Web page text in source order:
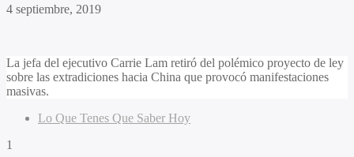
4 septiembre, 2019
La jefa del ejecutivo Carrie Lam retiró del polémico proyecto de ley
sobre las extradiciones hacia China que provocó manifestaciones
masivas.
Lo Que Tenes Que Saber Hoy
1